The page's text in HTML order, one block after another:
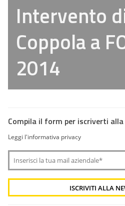
Intervento
Coppola a
2014
Compila il form per iscriverti
Leggi l'informativa privacy